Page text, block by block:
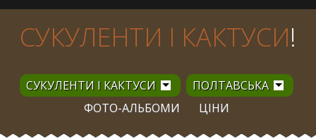
СУКУЛЕНТИ І КАКТУСИ!
СУКУЛЕНТИ І КАКТУСИ
ПОЛТАВСЬКА
ФОТО-АЛЬБОМИ
ЦІНИ